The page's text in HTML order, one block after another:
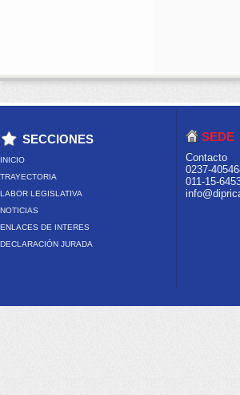
SECCIONES
INICIO
TRAYECTORIA
LABOR LEGISLATIVA
NOTICIAS
ENLACES DE INTERES
DECLARACIÓN JURADA
SEDE
Contacto
0237-
011-15-